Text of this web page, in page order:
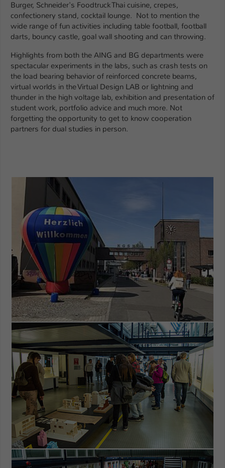
Burger, Schneider's Foodtruck Thai cuisine, crepes,
confectionery stand, cocktail lounge. Not to mention the
wide range of fun activities including table football, football
darts, bouncy castle, goal wall shooting and can throwing.
Highlights from both the AING and BG departments were
spectacular experiments in the labs, such as crash tests on
the load bearing behavior of reinforced concrete beams,
virtual worlds in the Virtual Design LAB or lightning and
thunder in the high voltage lab, exhibition and presentation of
student work, portfolio advice and much more. Not
forgetting the opportunity to get to know cooperation
partners for dual studies in person.
Zweck
Einstellungen. Unter anderem eine zufällig
generierte ID, für die historische
Speicherung Ihrer vorgenommen
Einstellungen, falls der Webseiten-
Name fe_typo_user / PHPSESSID
Anbieter TYPO3
Laufzeit 1 Woche
Zweck
kann der eingeloggte Benutzer
wiedererkannt werden und es wird ihm
Zugang zu geschützten Bereichen
gewährt.
Name be_typo_user
Anbieter TYPO3
Laufzeit 1 Tag
Zweck
Dieser Cookie teilt der Webseite mit, ob
ein Besucher im Typo3-Backend
angemeldet ist und Rechte besitzt diese
zu verwalten.